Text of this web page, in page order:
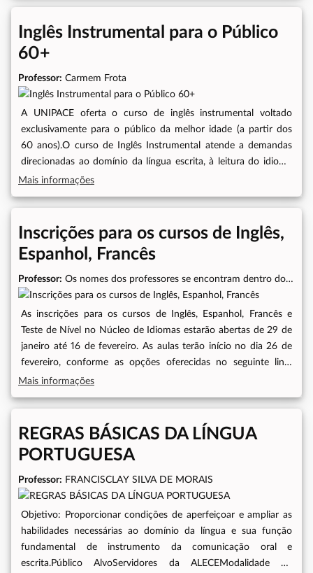
presenciais e atividades EAD, totalizando a carga horária de
100 horas.Os participantes receberão certificado emitido pela
UNIPACE.Objetivo Geral do CursoContribuir para a
administração das associações com foco no desenvolvimento
sustentável e geração de soluções nas comunidades.Datas das
Aulas20/03, 21/03, 16/04, 17/04, 21/05, 22/05, 18/06 e
Inglês Instrumental para o Público
60+
Professor: Carmem Frota
A UNIPACE oferta o curso de inglês instrumental voltado
exclusivamente para o público da melhor idade (a partir dos
60 anos).O curso de Inglês Instrumental atende a demandas
direcionadas ao domínio da língua escrita, à leitura do idioma
para habilitar o estudante a compreender a língua e aplicá-la
conhecimento básico da língua inglesa PÚBLICO ALVO -
Servidores, colaboradores e terceirizados da ALECE com idade
a partir dos 60 anos- Dependentes com idade a partir dos 60
anos (cônjuge, pai e mãe de servidores, colaboradores e
terceirizados da ALECE)https://doity.com.br/ingles-
instrumental-20241Dias de aula: segunda e sextaHorário:
UNIPACECarga Horária: 40hPeríodo de inscrição: 29/01/2024
término das aulas: 21/06/2024
Mais informações
Inscrições para os cursos de Inglês,
Espanhol, Francês
Professor:
link de inscrição
As inscrições para os cursos de Inglês, Espanhol, Francês e
Teste de Nível no Núcleo de Idiomas estarão abertas de 29 de
janeiro até 16 de fevereiro. As aulas terão início no dia 26 de
fevereiro, conforme as opções oferecidas no seguinte link:
https://linktr.ee/UnipaceAleceO público-alvo inclui servidores e
e enteados)
Mais informações
REGRAS BÁSICAS DA LÍNGUA
PORTUGUESA
Professor: FRANCISCLAY SILVA DE MORAIS
Objetivo: Proporcionar condições de aperfeiçoar e ampliar as
habilidades necessárias ao domínio da língua e sua função
fundamental de instrumento da comunicação oral e
escrita.Público AlvoServidores da ALECEModalidade do